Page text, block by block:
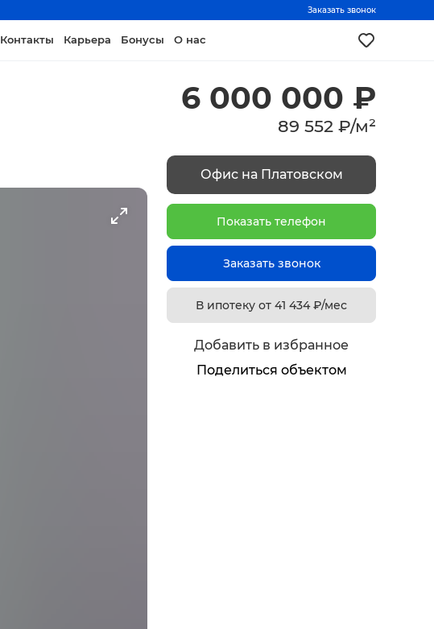
Заказать звонок
Контакты Карьера Бонусы О нас
6 000 000 ₽
89 552 ₽/м²
Офис на Платовском
Показать телефон
Заказать звонок
В ипотеку от 41 434₽/мес
Добавить в избранное
Поделиться объектом